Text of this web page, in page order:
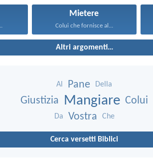
Mietere
Colui che fornisce al...
Altri argomenti…
Al Pane Della
Giustizia Mangiare Colui
Da Vostra Che
Cerca versetti Biblici